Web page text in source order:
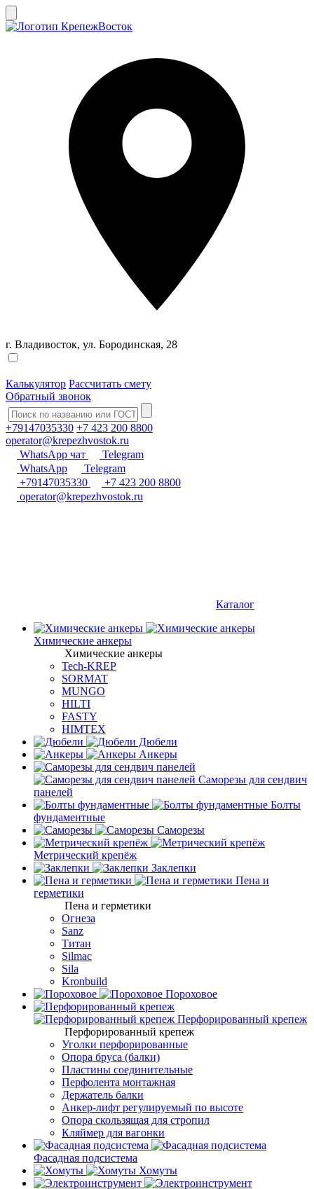
г. Владивосток, ул. Бородинская, 28
Калькулятор Рассчитать смету
Обратный звонок
+79147035330 +7 423 200 8800
operator@krepezhvostok.ru
WhatsApp чат
Telegram
WhatsApp
Telegram
+79147035330
+7 423 200 8800
operator@krepezhvostok.ru
Каталог
Химические анкеры
Химические анкеры
Tech-KREP
SORMAT
MUNGO
HILTI
FASTY
HIMTEX
Дюбели
Анкеры
Саморезы для сендвич
панелей
Болты
фундаментные
Саморезы
Метрический крепёж
Заклепки
Пена и
герметики
Пена и герметики
Огнеза
Sanz
Титан
Silmac
Sila
Kronbuild
Пороховое
Перфорированный крепеж
Перфорированный крепеж
Уголки перфорированные
Опора бруса (балки)
Пластины соединительные
Перфолента монтажная
Держатель балки
Анкер-лифт регулируемый по высоте
Опора скользящая для стропил
Кляймер для вагонки
Фасадная подсистема
Хомуты